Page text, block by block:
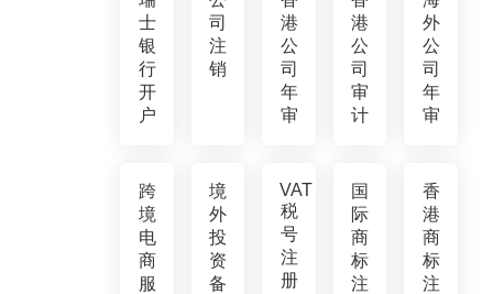
士
银
行
开
户
司
注
销
港
公
司
年
审
港
公
司
审
计
外
公
司
年
审
跨
境
电
商
服
境
外
投
资
备
VAT
税
号
注
册
国
际
商
标
注
香
港
商
标
注